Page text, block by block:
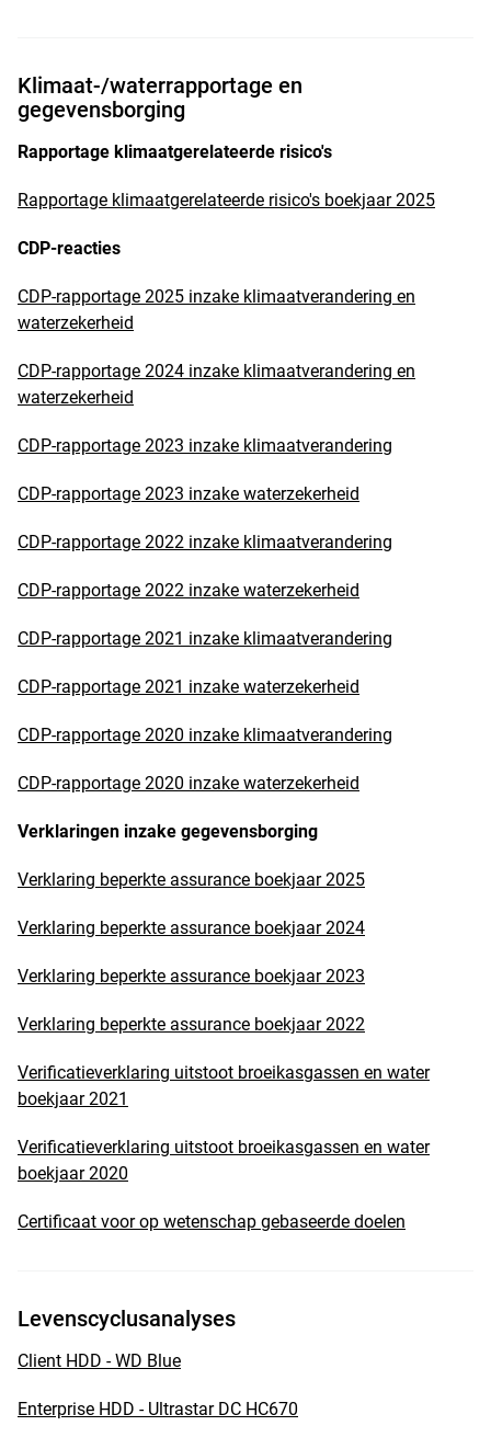
Klimaat-/waterrapportage en
gegevensborging
Rapportage klimaatgerelateerde risico's
Rapportage klimaatgerelateerde risico's boekjaar 2025
CDP-reacties
CDP-rapportage 2025 inzake klimaatverandering en
waterzekerheid
CDP-rapportage 2024 inzake klimaatverandering en
waterzekerheid
CDP-rapportage 2023 inzake klimaatverandering
CDP-rapportage 2023 inzake waterzekerheid
CDP-rapportage 2022 inzake klimaatverandering
CDP-rapportage 2022 inzake waterzekerheid
CDP-rapportage 2021 inzake klimaatverandering
CDP-rapportage 2021 inzake waterzekerheid
CDP-rapportage 2020 inzake klimaatverandering
CDP-rapportage 2020 inzake waterzekerheid
Verklaringen inzake gegevensborging
Verklaring beperkte assurance boekjaar 2025
Verklaring beperkte assurance boekjaar 2024
Verklaring beperkte assurance boekjaar 2023
Verklaring beperkte assurance boekjaar 2022
Verificatieverklaring uitstoot broeikasgassen en water
boekjaar 2021
Verificatieverklaring uitstoot broeikasgassen en water
boekjaar 2020
Certificaat voor op wetenschap gebaseerde doelen
Levenscyclusanalyses
Client HDD - WD Blue
Enterprise HDD - Ultrastar DC HC670